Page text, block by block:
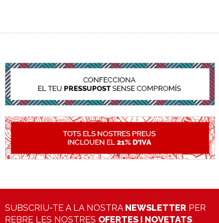
SUBSCRIU-TE A LA NOSTRA NEWSLETTER PER
REBRE LES NOSTRES OFERTES I NOVETATS